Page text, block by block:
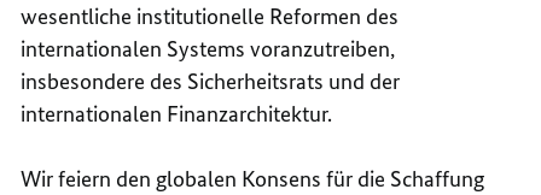
wesentliche institutionelle Reformen des
internationalen Systems voranzutreiben,
insbesondere des Sicherheitsrats und der
internationalen Finanzarchitektur.
Wir feiern den globalen Konsens für die Schaffung